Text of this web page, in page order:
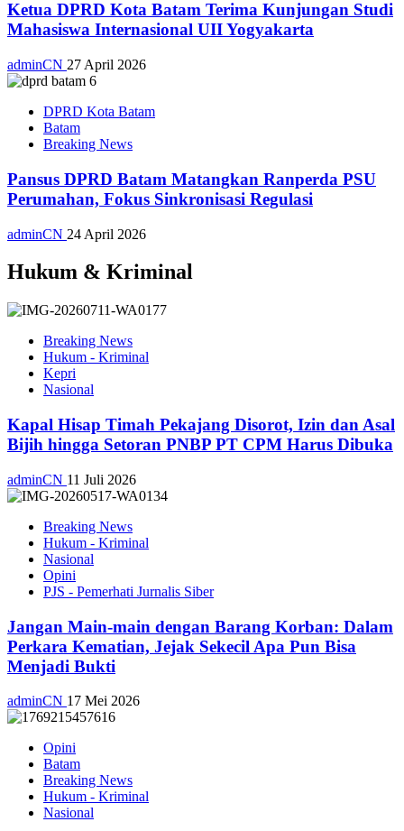
Ketua DPRD Kota Batam Terima Kunjungan Studi
Mahasiswa Internasional UII Yogyakarta
adminCN 27 April 2026
DPRD Kota Batam
Batam
Breaking News
Pansus DPRD Batam Matangkan Ranperda PSU
Perumahan, Fokus Sinkronisasi Regulasi
adminCN 24 April 2026
Hukum & Kriminal
Breaking News
Hukum - Kriminal
Kepri
Nasional
Kapal Hisap Timah Pekajang Disorot, Izin dan Asal
Bijih hingga Setoran PNBP PT CPM Harus Dibuka
adminCN 11 Juli 2026
Breaking News
Hukum - Kriminal
Nasional
Opini
PJS - Pemerhati Jurnalis Siber
Jangan Main-main dengan Barang Korban: Dalam
Perkara Kematian, Jejak Sekecil Apa Pun Bisa
Menjadi Bukti
adminCN 17 Mei 2026
Opini
Batam
Breaking News
Hukum - Kriminal
Nasional